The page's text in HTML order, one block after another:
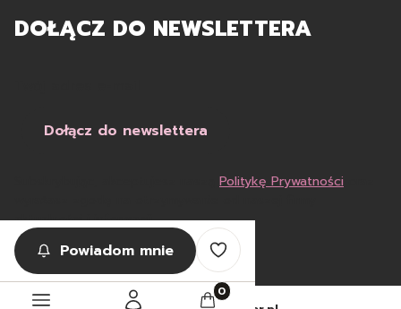
DOŁĄCZ DO NEWSLETTERA
Dołącz do newslettera
Politykę Prywatności
aktualności i informacji.
Powiadom mnie